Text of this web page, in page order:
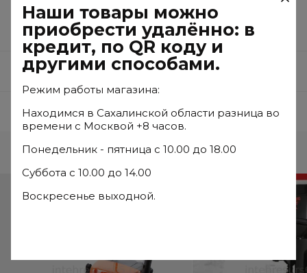
ПРИЦЕПЦЕНТР
Описание
Отзывы
Часто ищут
Наши товары можно
приобрести удалённо: в
кредит, по QR коду и
другими способами.
Режим работы магазина:
Находимся в Сахалинской области разница во
времени с Москвой +8 часов.
Понедельник - пятница с 10.00 до 18.00
Суббота с 10.00 до 14.00
Воскресенье выходной.